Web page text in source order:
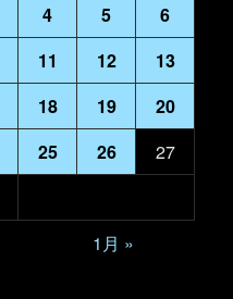
4 5
6
11 12
13
18 19
20
25 26
27
1月 »